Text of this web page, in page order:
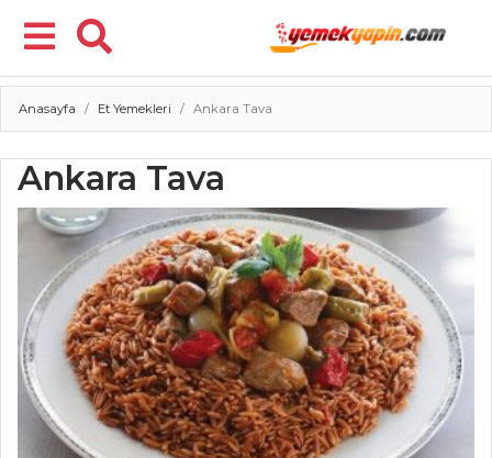
Menü
Anasayfa Et Yemekleri Ankara Tava
Ankara Tava